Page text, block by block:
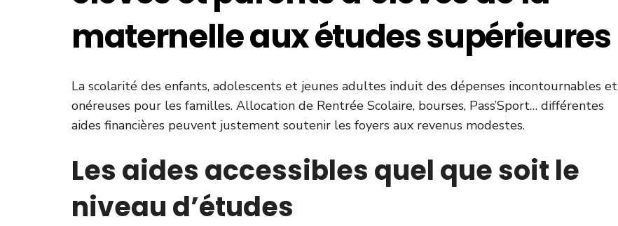
maternelle aux études supérieures
La scolarité des enfants, adolescents et jeunes adultes induit des dépenses incontournables et
onéreuses pour les familles. Allocation de Rentrée Scolaire, bourses, Pass’Sport… différentes
aides financières peuvent justement soutenir les foyers aux revenus modestes.
Les aides accessibles quel que soit le
niveau d’études